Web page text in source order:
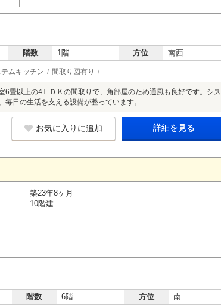
階数 1階 方位 南西
テムキッチン 間取り図有り
畳以上の4ＬＤＫの間取りで、角部屋のため通風も良好です。シス
日の生活を支える設備が整っています。
お気に入りに追加 詳細を見る
築23年8ヶ月
10階建
階数 6階 方位 南